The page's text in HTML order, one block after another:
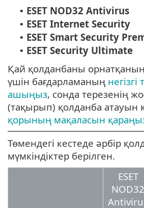
• ESET NOD32 Antivirus
• ESET Internet Security
• ESET Smart Security
• ESET Security Ultimate
Қай қолданбаны
үшін бағдарламаның негізгі
ашыңыз, сонда терезенің
(тақырып) қолданба атауын
қорының мақаласын
Төмендегі кестеде әрбір
мүмкіндіктер берілген.
ESET
NOD32